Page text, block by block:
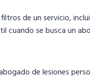
de un servicio,
cuando se busca un
de lesiones